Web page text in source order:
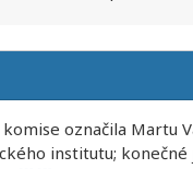
označila Martu
institutu;